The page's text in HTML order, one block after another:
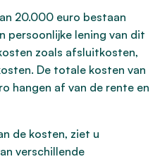
20.000 euro bestaan
persoonlijke lening van dit
zoals afsluitkosten,
De totale kosten van
hangen af van de rente en
de kosten, ziet u
verschillende